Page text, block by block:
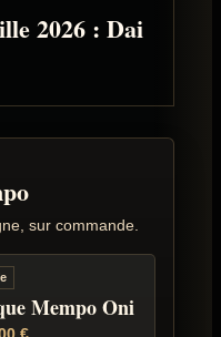
2026 : Dai
sur commande.
Mempo Oni